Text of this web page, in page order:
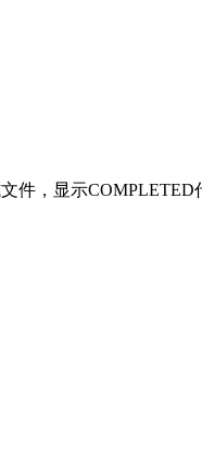
件，显示COMPLETED